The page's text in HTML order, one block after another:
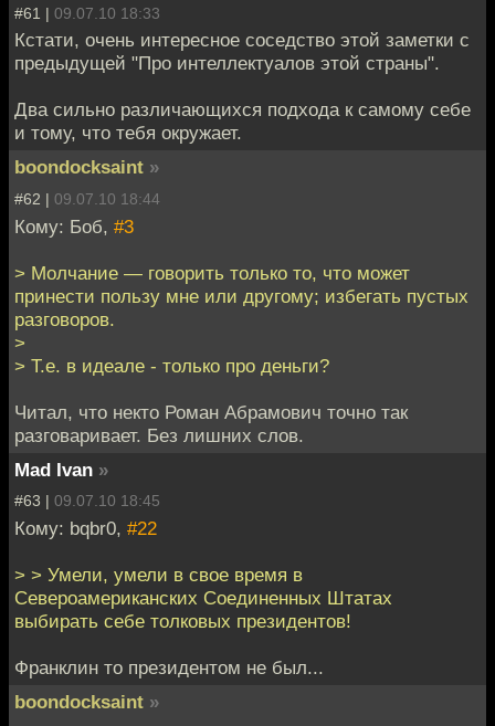
#61 | 09.07.10 18:33
Кстати, очень интересное соседство этой заметки с
предыдущей "Про интеллектуалов этой страны".
Два сильно различающихся подхода к самому себе
и тому, что тебя окружает.
boondocksaint »
#62 | 09.07.10 18:44
Кому: Боб, #3
> Молчание — говорить только то, что может
принести пользу мне или другому; избегать пустых
разговоров.
>
> Т.е. в идеале - только про деньги?
Читал, что некто Роман Абрамович точно так
разговаривает. Без лишних слов.
Mad Ivan »
#63 | 09.07.10 18:45
Кому: bqbr0, #22
> > Умели, умели в свое время в
Североамериканских Соединенных Штатах
выбирать себе толковых президентов!
Франклин то президентом не был...
boondocksaint »